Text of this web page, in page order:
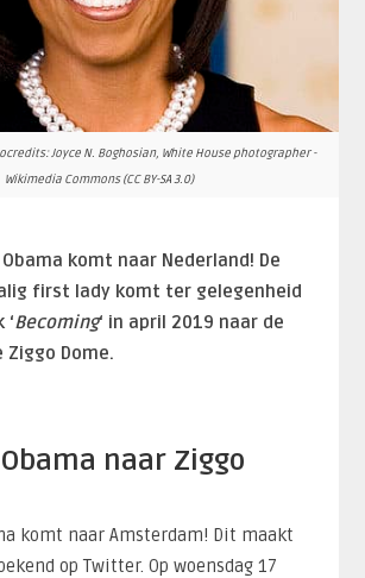
Joyce N. Boghosian, White House photographer -
Wikimedia Commons (CC BY-SA 3.0)
komt naar Nederland! De
first lady komt ter gelegenheid
Becoming‘ in april 2019 naar de
Dome.
naar Ziggo
komt naar Amsterdam! Dit maakt
op Twitter. Op woensdag 17